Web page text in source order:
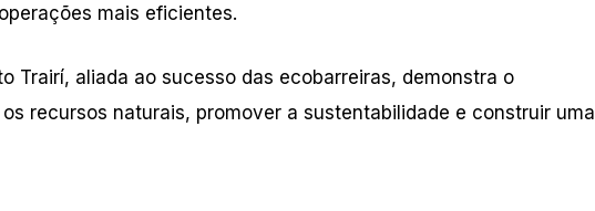
mais eficientes.
Trairí, aliada ao sucesso das ecobarreiras, demonstra o
recursos naturais, promover a sustentabilidade e construir uma